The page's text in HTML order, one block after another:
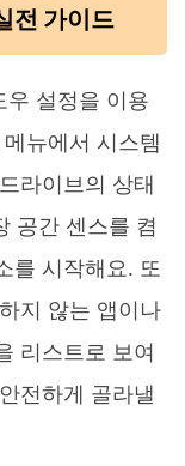
전 가이드
우 설정을 이용
뉴에서 시스템
라이브의 상태
공간 센스를 켬
를 시작해요. 또
지 않는 앱이나
리스트로 보여
전하게 골라낼